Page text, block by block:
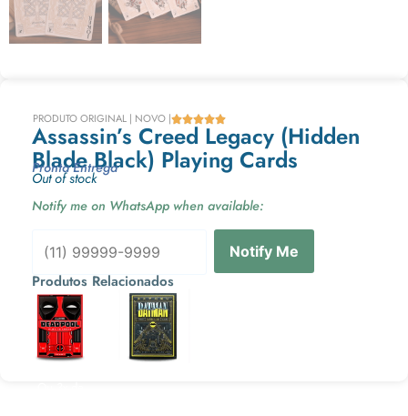
PRODUTO ORIGINAL | NOVO |
Assassin’s Creed Legacy (Hidden
Blade Black) Playing Cards
Pronta Entrega
Out of stock
Notify me on WhatsApp when available:
Notify Me
Produtos Relacionados